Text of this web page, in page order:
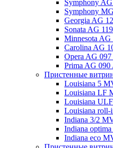
Symphony
Symphony
Georgia AG
Sonata AG
Minnesota AG
Carolina AG
Opera AG 097
Prima AG 090
Пристенные
Louisiana 5
Louisiana LF
Louisiana
Louisiana
Indiana 3/2
Indiana
Indiana eco